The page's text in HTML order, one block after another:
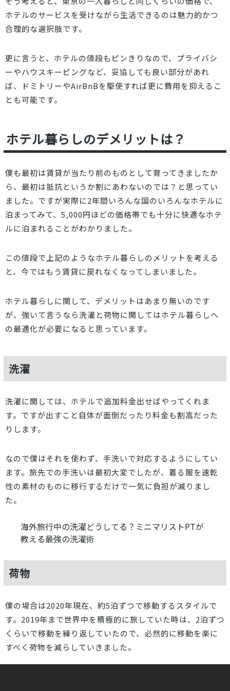
ホテルのサービスを受けながら生活できるのは魅力的かつ
合理的な選択肢です。
更に言うと、ホテルの値段もピンきりなので、プライバシ
ーやハウスキーピングなど、妥協しても良い部分があれ
ば、ドミトリーやAirBnBを駆使すれば更に費用を抑えるこ
とも可能です。
ホテル暮らしのデメリットは？
僕も最初は賃貸が当たり前のものとして育ってきましたか
ら、最初は抵抗というか割にあわないのでは？と思ってい
ました。ですが実際に2年間いろんな国のいろんなホテルに
泊まってみて、5,000円ほどの価格帯でも十分に快適なホテ
ルに泊まれることがわかりました。
この値段で上記のようなホテル暮らしのメリットを考える
と、今ではもう賃貸に戻れなくなってしまいました。
ホテル暮らしに関して、デメリットはあまり無いのです
が、強いて言うなら洗濯と荷物に関してはホテル暮らしへ
の最適化が必要になると思っています。
洗濯
洗濯に関しては、ホテルで追加料金出せばやってくれま
す。ですが出すこと自体が面倒だったり料金も割高だった
りします。
なので僕はそれを使わず、手洗いで対応するようにしてい
ます。旅先での手洗いは最初大変でしたが、着る服を速乾
性の素材のものに移行するだけで一気に負担が減りまし
た。
海外旅行中の洗濯どうしてる？ミニマリストPTが
教える最強の洗濯術
荷物
僕の場合は2020年現在、約5泊ずつで移動するスタイルで
す。2019年まで世界中を積極的に旅していた時は、2泊ずつ
くらいで移動を繰り返していたので、必然的に移動を楽に
すべく荷物を減らしていきました。